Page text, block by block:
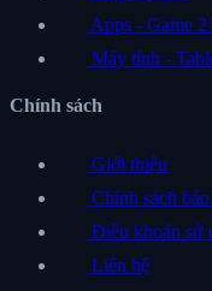
Apps - Game
Máy tính -
Chính sách
Giới thiệu
Chính sách
Điều khoản sử
Liên hệ